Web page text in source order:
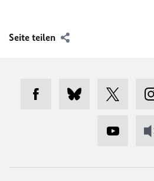
Seite teilen